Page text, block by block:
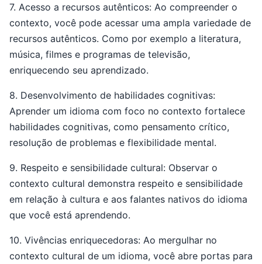
7. Acesso a recursos autênticos: Ao compreender o
contexto, você pode acessar uma ampla variedade de
recursos autênticos. Como por exemplo a literatura,
música, filmes e programas de televisão,
enriquecendo seu aprendizado.
8. Desenvolvimento de habilidades cognitivas:
Aprender um idioma com foco no contexto fortalece
habilidades cognitivas, como pensamento crítico,
resolução de problemas e flexibilidade mental.
9. Respeito e sensibilidade cultural: Observar o
contexto cultural demonstra respeito e sensibilidade
em relação à cultura e aos falantes nativos do idioma
que você está aprendendo.
10. Vivências enriquecedoras: Ao mergulhar no
contexto cultural de um idioma, você abre portas para